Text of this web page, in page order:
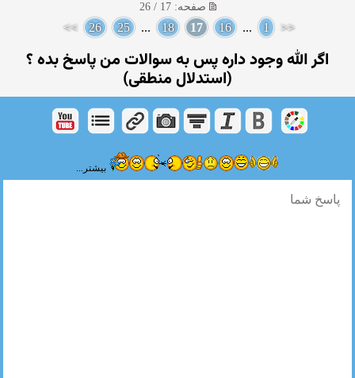
صفحه: 17 / 26
<<
1
...
16
17
18
...
25
26
>>
اگر الله وجود داره پس به سوالات من پاسخ بده ؟
(استدلال منطقی)
بیشتر...